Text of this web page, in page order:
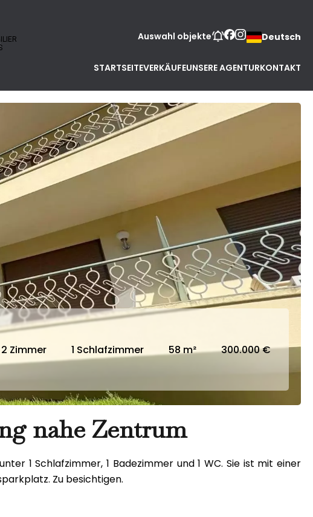
Auswahl objekte Deutsch
STARTSEITEVERKÄUFEUNSERE AGENTURKONTAKT
2 Zimmer 1 Schlafzimmer 58 m² 300.000 €
nahe Zentrum
1 Schlafzimmer, 1 Badezimmer und 1 WC. Sie ist mit einer
Zu besichtigen.